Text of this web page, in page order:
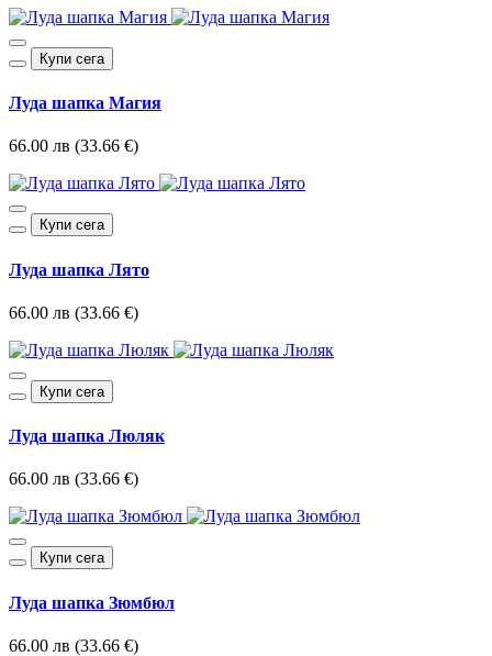
Купи сега
Луда шапка Магия
66.00 лв (33.66 €)
Купи сега
Луда шапка Лято
66.00 лв (33.66 €)
Купи сега
Луда шапка Люляк
66.00 лв (33.66 €)
Купи сега
Луда шапка Зюмбюл
66.00 лв (33.66 €)